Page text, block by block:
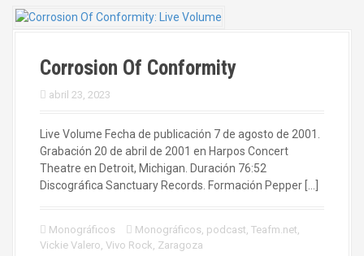
Corrosion Of Conformity
abril 23, 2023
Live Volume Fecha de publicación 7 de agosto de 2001.
Grabación 20 de abril de 2001 en Harpos Concert
Theatre en Detroit, Michigan. Duración 76:52
Discográfica Sanctuary Records. Formación Pepper […]
Monográficos Monográficos, podcast, Teafm.net,
Vickie Valero, Vivo Rock, Zaragoza